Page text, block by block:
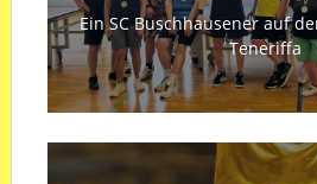
Ein SC Buschhausener auf
Teneriffa